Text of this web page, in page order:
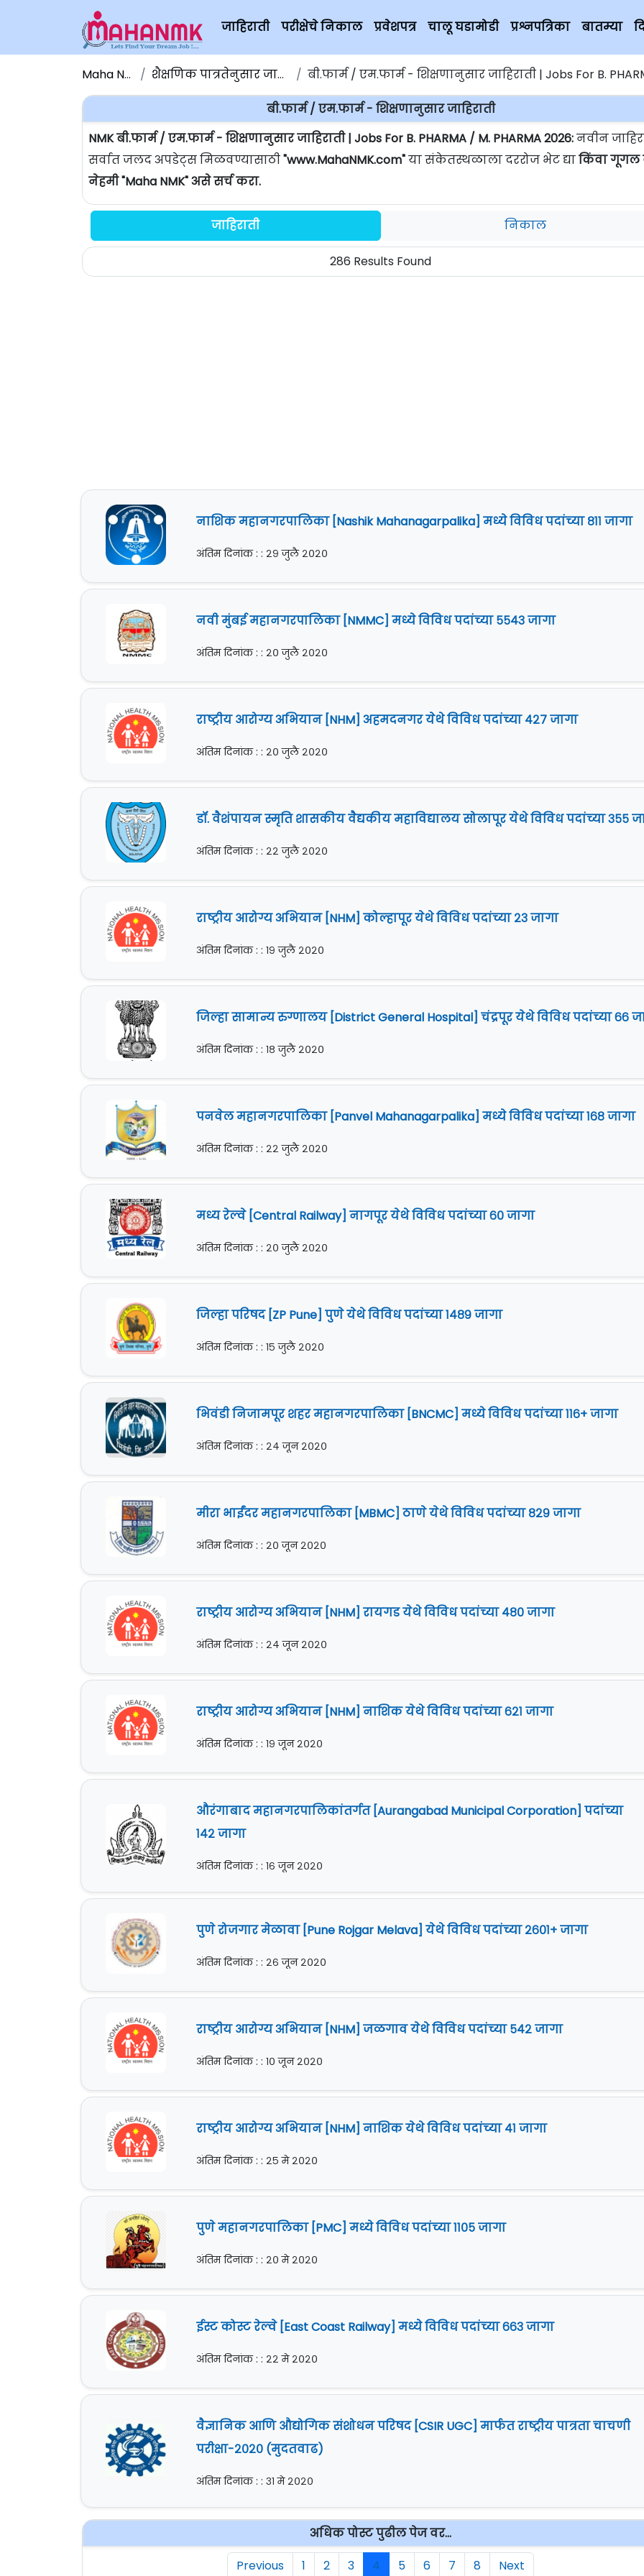
जाहिराती परीक्षेचे निकाल प्रवेशपत्र चालू घडामोडी प्रश्नपत्रिका बातम्या
Maha NMK शैक्षणिक पात्रतेनुसार जाहिराती बी.फार्म / एम.फार्म - शिक्षणानुसार जाहिराती | Jobs For B. PHARMA / M.
बी.फार्म / एम.फार्म - शिक्षणानुसार जाहिराती
NMK बी.फार्म / एम.फार्म - शिक्षणानुसार जाहिराती | Jobs For B. PHARMA / M. PHARMA 2026:नवीन
सर्वात जलद अपडेट्स मिळवण्यासाठी"www.MahaNMK.com"या संकेतस्थळाला दररोज भेट द्याकिंवा गूगल
नेहमी "Maha NMK" असे सर्च करा.
जाहिराती निकाल
286 Results Found
नाशिक महानगरपालिका [Nashik Mahanagarpalika] मध्ये विविध पदांच्या ८११ जागा
अंतिम दिनांक : : २९ जुलै २०२०
नवी मुंबई महानगरपालिका [NMMC] मध्ये विविध पदांच्या ५५४३ जागा
अंतिम दिनांक : : २० जुलै २०२०
राष्ट्रीय आरोग्य अभियान [NHM] अहमदनगर येथे विविध पदांच्या ४२७ जागा
अंतिम दिनांक : : २० जुलै २०२०
डॉ. वैशंपायन स्मृति शासकीय वैद्यकीय महाविद्यालय सोलापूर येथे विविध पदांच्या ३५५
अंतिम दिनांक : : २२ जुलै २०२०
राष्ट्रीय आरोग्य अभियान [NHM] कोल्हापूर येथे विविध पदांच्या २३ जागा
अंतिम दिनांक : : १९ जुलै २०२०
जिल्हा सामान्य रुग्णालय [District General Hospital] चंद्रपूर येथे विविध पदांच्या ६६
अंतिम दिनांक : : १८ जुलै २०२०
पनवेल महानगरपालिका [Panvel Mahanagarpalika] मध्ये विविध पदांच्या १६८ जागा
अंतिम दिनांक : : २२ जुलै २०२०
मध्य रेल्वे [Central Railway] नागपूर येथे विविध पदांच्या ६० जागा
अंतिम दिनांक : : २० जुलै २०२०
जिल्हा परिषद [ZP Pune] पुणे येथे विविध पदांच्या १४८९ जागा
अंतिम दिनांक : : १५ जुलै २०२०
भिवंडी निजामपूर शहर महानगरपालिका [BNCMC] मध्ये विविध पदांच्या ११६+ जागा
अंतिम दिनांक : : २४ जून २०२०
मीरा भाईंदर महानगरपालिका [MBMC] ठाणे येथे विविध पदांच्या ८२९ जागा
अंतिम दिनांक : : २० जून २०२०
राष्ट्रीय आरोग्य अभियान [NHM] रायगड येथे विविध पदांच्या ४८० जागा
अंतिम दिनांक : : २४ जून २०२०
राष्ट्रीय आरोग्य अभियान [NHM] नाशिक येथे विविध पदांच्या ६२१ जागा
अंतिम दिनांक : : १९ जून २०२०
औरंगाबाद महानगरपालिकांतर्गत [Aurangabad Municipal Corporation] पदांच्या
१४२ जागा
अंतिम दिनांक : : १६ जून २०२०
पुणे रोजगार मेळावा [Pune Rojgar Melava] येथे विविध पदांच्या २६०१+ जागा
अंतिम दिनांक : : २६ जून २०२०
राष्ट्रीय आरोग्य अभियान [NHM] जळगाव येथे विविध पदांच्या ५४२ जागा
अंतिम दिनांक : : १० जून २०२०
राष्ट्रीय आरोग्य अभियान [NHM] नाशिक येथे विविध पदांच्या ४१ जागा
अंतिम दिनांक : : २५ मे २०२०
पुणे महानगरपालिका [PMC] मध्ये विविध पदांच्या ११०५ जागा
अंतिम दिनांक : : २० मे २०२०
ईस्ट कोस्ट रेल्वे [East Coast Railway] मध्ये विविध पदांच्या ६६३ जागा
अंतिम दिनांक : : २२ मे २०२०
वैज्ञानिक आणि औद्योगिक संशोधन परिषद [CSIR UGC] मार्फत राष्ट्रीय पात्रता चाचणी
परीक्षा-२०२० (मुदतवाढ)
अंतिम दिनांक : : ३१ मे २०२०
अधिक पोस्ट पुढील पेज वर...
Previous
1 2 3 4 5 6 7 8 Next